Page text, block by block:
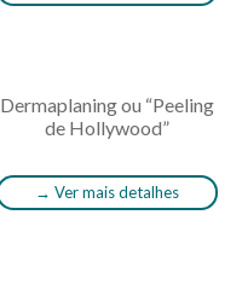
Dermaplaning ou “Peeling
de Hollywood”
→ Ver mais detalhes